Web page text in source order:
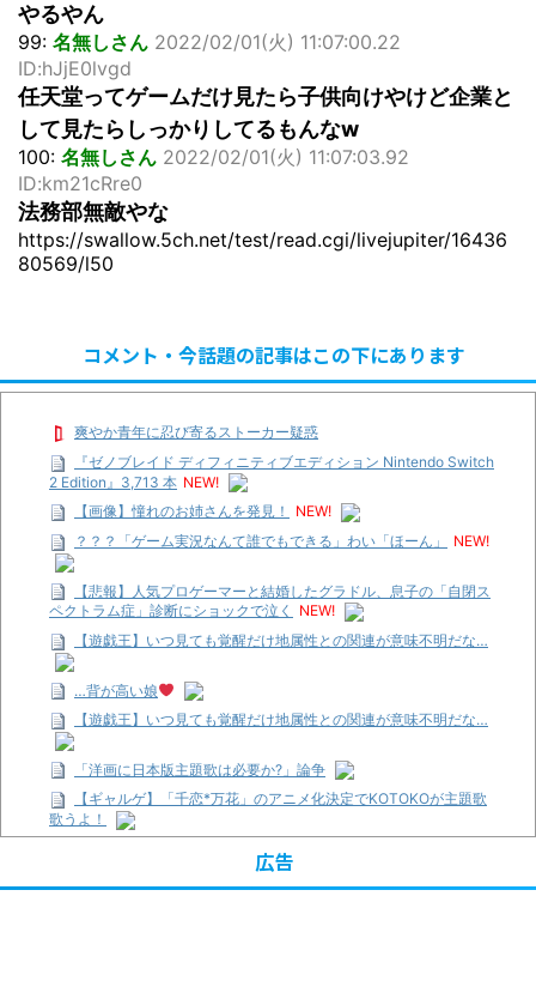
やるやん
99: 名無しさん 2022/02/01(火) 11:07:00.22
ID:hJjE0lvgd
任天堂ってゲームだけ見たら子供向けやけど企業と
して見たらしっかりしてるもんなw
100: 名無しさん 2022/02/01(火) 11:07:03.92
ID:km21cRre0
法務部無敵やな
https://swallow.5ch.net/test/read.cgi/livejupiter/16436
80569/l50
コメント・今話題の記事はこの下にあります
爽やか青年に忍び寄るストーカー疑惑
『ゼノブレイド ディフィニティブエディション Nintendo Switch
2 Edition』3,713 本 NEW!
【画像】憧れのお姉さんを発見！
NEW!
？？？「ゲーム実況なんて誰でもできる」わい「ほーん」
NEW!
【悲報】人気プロゲーマーと結婚したグラドル、息子の「自閉ス
ペクトラム症」診断にショックで泣く
NEW!
【遊戯王】いつ見ても覚醒だけ地属性との関連が意味不明だな…
…背が高い娘
【遊戯王】いつ見ても覚醒だけ地属性との関連が意味不明だな…
「洋画に日本版主題歌は必要か?」論争
【ギャルゲ】「千恋*万花」のアニメ化決定でKOTOKOが主題歌
歌うよ！
広告